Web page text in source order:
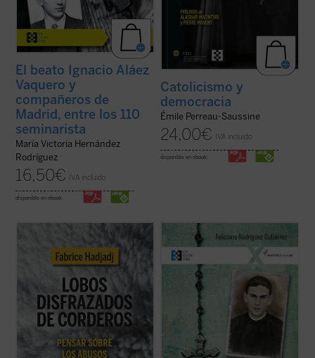
El beato Ignacio Aláez
Vaquero y
compañeros de
Madrid, entre los 110
seminarista
María Victoria Hernández
Rodríguez
16,50€ IVA incluido
disponible en ebook:
Catolicismo y
democracia
Émile Perreau-Saussine
24,00€ IVA incluido
disponible en ebook:
lobos se disfrazan de corderos». Una
denuncia de la mentira, la impostura y la
credulidad. Un alegato a favor de la fe. Un
ensayo vigorizante, ejemplar por su ...
Este es el primer libro sobre los 4.235
sacerdotes y seminaristas mártires del
siglo XX en España. Pequeña, pero
hermosa y precisa herramienta para
conocer una gran historia. Los mártires del
siglo XX son testigos admirables de la
(ver ficha)